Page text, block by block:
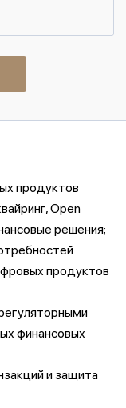
продуктов
Open
решения;
продуктов
финансовых
и защита